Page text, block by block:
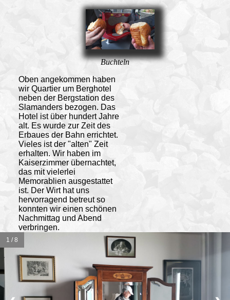
Buchteln
Oben angekommen haben
wir Quartier um Berghotel
neben der Bergstation des
Slamanders bezogen. Das
Hotel ist über hundert Jahre
alt. Es wurde zur Zeit des
Erbaues der Bahn errichtet.
Vieles ist der "alten" Zeit
erhalten. Wir haben im
Kaiserzimmer übernachtet,
das mit vielerlei
Memorablien ausgestattet
ist. Der Wirt hat uns
hervorragend betreut so
konnten wir einen schönen
Nachmittag und Abend
verbringen.
1 / 8